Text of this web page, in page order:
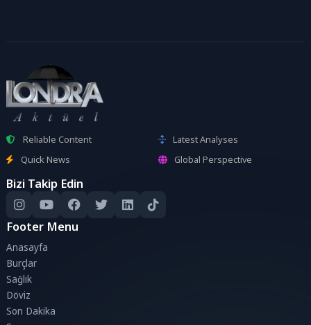
Reliable Content
Latest Analyses
Quick News
Global Perspective
Bizi Takip Edin
Footer Menu
Anasayfa
Burçlar
Sağlık
Döviz
Son Dakika